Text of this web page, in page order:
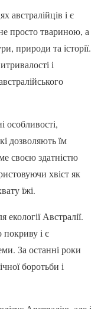
австралійців і є
просто твариною, а
природи та історії.
і
особливості,
дозволяють їм
своєю здатністю
хвіст як
їжі.
Австралії.
і є
За останні роки
боротьби і